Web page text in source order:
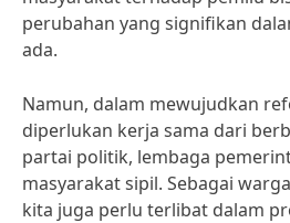
perubahan yang signifikan
ada.
Namun, dalam mewujudkan
diperlukan kerja sama dari
partai politik, lembaga
masyarakat sipil. Sebagai
kita juga perlu terlibat dalam